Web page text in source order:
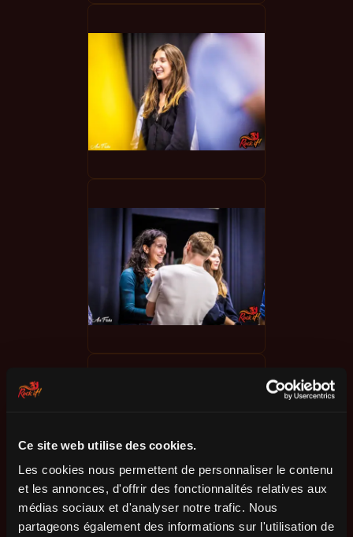
Ce site web utilise des cookies.
Les cookies nous permettent de personnaliser le contenu
et les annonces, d'offrir des fonctionnalités relatives aux
médias sociaux et d'analyser notre trafic. Nous
partageons également des informations sur l'utilisation de